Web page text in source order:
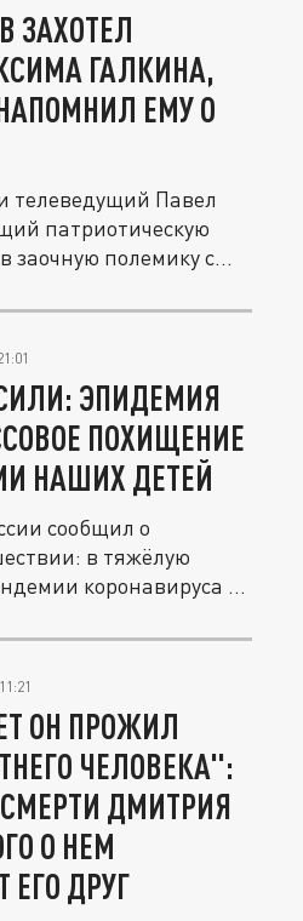
ЗАХОТЕЛ
ГАЛКИНА,
ЕМУ О
телеведущий Павел
патриотическую
заочную полемику с...
ЭПИДЕМИЯ
ПОХИЩЕНИЕ
НАШИХ ДЕТЕЙ
сообщил о
в тяжёлую
коронавируса в
ОН ПРОЖИЛ
ЧЕЛОВЕКА":
ДМИТРИЯ
О НЕМ
ЕГО ДРУГ